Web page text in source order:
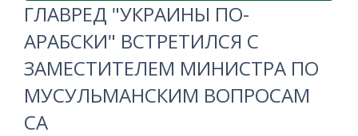
ГЛАВРЕД "УКРАИНЫ ПО-
АРАБСКИ" ВСТРЕТИЛСЯ С
ЗАМЕСТИТЕЛЕМ МИНИСТРА ПО
МУСУЛЬМАНСКИМ ВОПРОСАМ
СА